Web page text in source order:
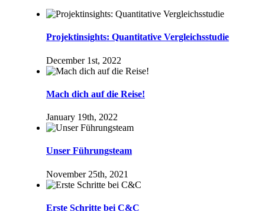
Projektinsights: Quantitative Vergleichsstudie
December 1st, 2022
Mach dich auf die Reise!
January 19th, 2022
Unser Führungsteam
November 25th, 2021
Erste Schritte bei C&C